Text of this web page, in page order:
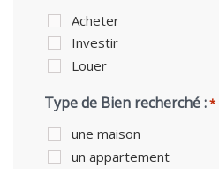
Acheter
Investir
Louer
Type de Bien recherché :*
une maison
un appartement